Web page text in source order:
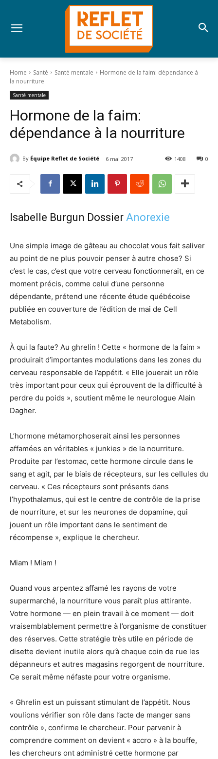
Home Santé Santé mentale
Hormone de la faim: dépendance à
la nourriture
Santé mentale
Hormone de la faim:
dépendance à la nourriture
By Équipe Reflet de Société 6 mai 2017 0
1408
Isabelle Burgun Dossier Anorexie
Une simple image de gâteau au chocolat vous fait saliver
au point de ne plus pouvoir penser à autre chose? Si
c’est le cas, c’est que votre cerveau fonctionnerait, en ce
moment précis, comme celui d’une personne
dépendante, prétend une récente étude québécoise
publiée en couverture de l’édition de mai de Cell
Metabolism.
À qui la faute? Au ghrelin ! Cette « hormone de la faim »
produirait d’importantes modulations dans les zones du
cerveau responsable de l’appétit. « Elle jouerait un rôle
très important pour ceux qui éprouvent de la difficulté à
perdre du poids », soutient même le neurologue Alain
Dagher.
L’hormone métamorphoserait ainsi les personnes
affamées en véritables « junkies » de la nourriture.
Produite par l’estomac, cette hormone circule dans le
sang et agit, par le biais de récepteurs, sur les cellules du
cerveau. « Ces récepteurs sont présents dans
l’hypothalamus, qui est le centre de contrôle de la prise
de nourriture, et sur les neurones de dopamine, qui
jouent un rôle important dans le sentiment de
récompense », explique le chercheur.
Miam ! Miam !
Quand vous arpentez affamé les rayons de votre
supermarché, la nourriture vous paraît plus attirante.
Votre hormone — en plein travail à ce moment — doit
vraisemblablement permettre à l’organisme de constituer
des réserves. Cette stratégie très utile en période de
disette devient inutile alors qu’à chaque coin de rue les
dépanneurs et autres magasins regorgent de nourriture.
Ce serait même néfaste pour votre organisme.
« Ghrelin est un puissant stimulant de l’appétit. Nous
voulions vérifier son rôle dans l’acte de manger sans
contrôle », confirme le chercheur. Pour parvenir à
comprendre comment on devient « accro » à la bouffe,
les chercheurs ont administré cette hormone par